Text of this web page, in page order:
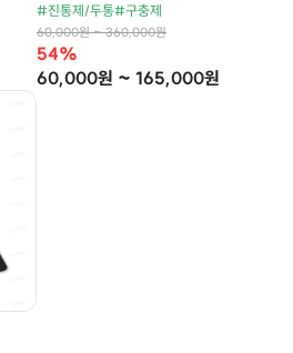
#진통제/두통#구충제
60,000원 ~ 360,000원
54%
60,000원 ~ 165,000원